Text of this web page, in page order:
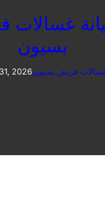
غسالات
بسيون
2026فريش بسيون